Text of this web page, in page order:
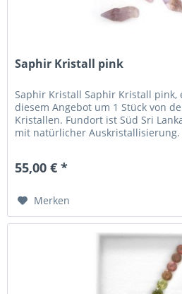
Saphir Kristall pink
Saphir Kristall Saphir Kristall pink,
diesem Angebot um 1 Stück von
Kristallen. Fundort ist Süd Sri
mit natürlicher Auskristallisierung.
55,00 € *
Merken